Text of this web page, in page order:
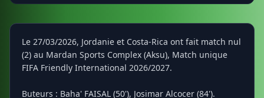
Le 27/03/2026, Jordanie et Costa-Rica ont fait match nul
(2) au Mardan Sports Complex (Aksu), Match unique
FIFA Friendly International 2026/2027.
Buteurs : Baha' FAISAL (50'), Josimar Alcocer (84').